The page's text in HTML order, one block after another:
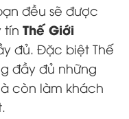
đều sẽ được
tín Thế Giới
đủ. Đặc biệt Thế
đầy đủ những
còn làm khách